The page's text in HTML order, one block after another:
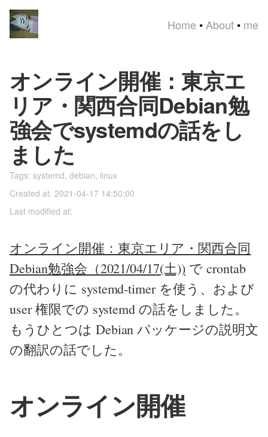
Home • About • me
オンライン開催：東京エ
リア・関西合同Debian勉
強会でsystemdの話をし
ました
Tags: systemd, debian, linux
Created at: 2021-04-17 14:50:00
Last modified at:
オンライン開催：東京エリア・関西合同
Debian勉強会（2021/04/17(土))で crontab
の代わりに systemd-timer を使う、および
user 権限での systemd の話をしました。
もうひとつは Debian パッケージの説明文
の翻訳の話でした。
オンライン開催